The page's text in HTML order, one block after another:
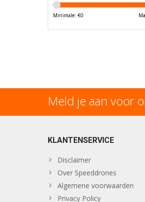
Minimale: €0
Meld je aan voor
KLANTENSERVICE
Disclaimer
Over Speeddrones
Algemene voorwaarden
Privacy Policy